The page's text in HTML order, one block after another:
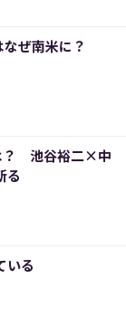
なぜ南米に？
？ 池谷裕二×中
る
いる